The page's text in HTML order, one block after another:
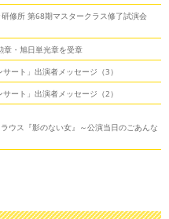
修所 第68期マスタークラス修了試演会
章・旭日単光章を受章
ート」出演者メッセージ（3）
ート」出演者メッセージ（2）
ウス『影のない女』～公演当日のごあんな